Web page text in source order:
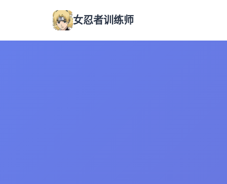
女忍者训练师